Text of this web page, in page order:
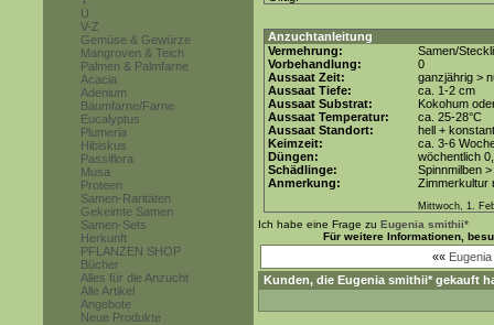
U
V-Z
Gemüse & Gewürze
Mangroven & Teich
Palmen & Palmfarne
Acacia
Adenium
Baumfarne/Farne
Eucalyptus
Plumeria
Hibiskus
Passiflora
Musa
Proteen
Samen-Raritäten
Gekeimte Samen
Samen-Sets
Herkunft
PFLANZEN SHOP
Bücher
Alles für die Anzucht
Alle Artikel
Angebote
Neue Produkte
Anzuchtanleitung
Vermehrung:
Samen/
Vorbehandlung:
0
Aussaat Zeit:
ganzjährig >
Aussaat Tiefe:
ca. 1-2 cm
Aussaat Substrat:
Kokohum
Aussaat Temperatur:
ca. 25-28°C
Aussaat Standort:
hell +
Keimzeit:
ca. 3-6
Düngen:
wöchentlich
Schädlinge:
Spinnmilben
Anmerkung:
Zimmerkultur
Mittwoch, 1.
Ich habe eine Frage zu Eugenia smithii*
Für weitere Informationen,
««
Kunden, die Eugenia smithii* gekauft